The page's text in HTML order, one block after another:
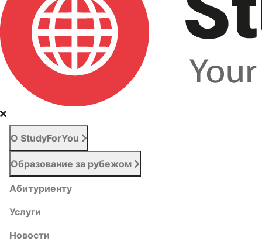
О StudyForYou
Образование за рубежом
Абитуриенту
Услуги
Новости